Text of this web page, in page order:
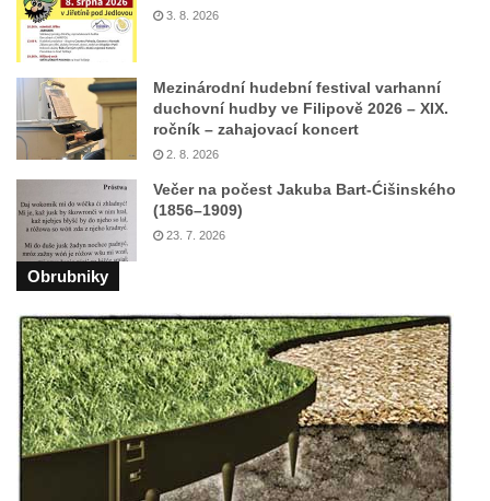
3. 8. 2026
Mezinárodní hudební festival varhanní
duchovní hudby ve Filipově 2026 – XIX.
ročník – zahajovací koncert
2. 8. 2026
Večer na počest Jakuba Bart-Ćišinského
(1856–1909)
23. 7. 2026
Obrubniky